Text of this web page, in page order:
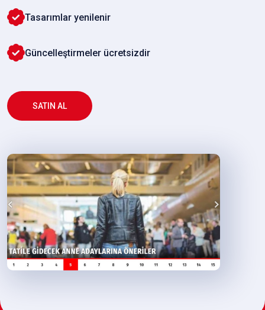
Tasarımlar yenilenir
Güncelleştirmeler ücretsizdir
SATIN AL